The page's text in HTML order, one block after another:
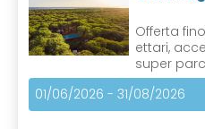
Offerta
ettari,
super
01/06/2026 - 31/08/2026